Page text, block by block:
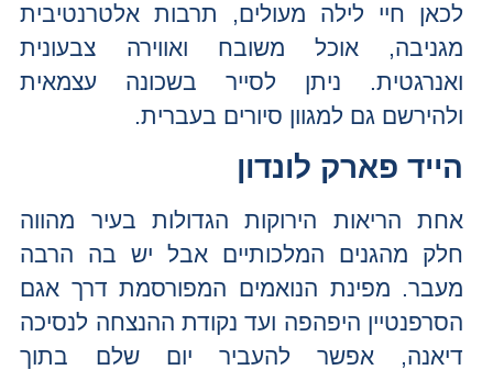
לכאן חיי לילה מעולים, תרבות אלטרנטיבית
מגניבה, אוכל משובח ואווירה צבעונית
ואנרגטית. ניתן לסייר בשכונה עצמאית
ולהירשם גם למגוון סיורים בעברית.
הייד פארק לונדון
אחת הריאות הירוקות הגדולות בעיר מהווה
חלק מהגנים המלכותיים אבל יש בה הרבה
מעבר. מפינת הנואמים המפורסמת דרך אגם
הסרפנטיין היפהפה ועד נקודת ההנצחה לנסיכה
דיאנה, אפשר להעביר יום שלם בתוך